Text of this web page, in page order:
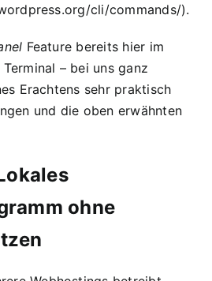
cli/commands/).
Feature bereits hier im
Terminal – bei uns ganz
Erachtens sehr praktisch
und die oben erwähnten
ohne